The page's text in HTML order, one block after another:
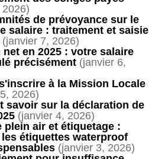
de prévoyance sur le
salaire : traitement et saisie
(janvier 7, 2026)
net en 2025 : votre salaire
précisément (janvier 6,
à la Mission Locale
2026)
savoir sur la déclaration de
(janvier 4, 2026)
plein air et étiquetage :
étiquettes waterproof
(janvier 3, 2026)